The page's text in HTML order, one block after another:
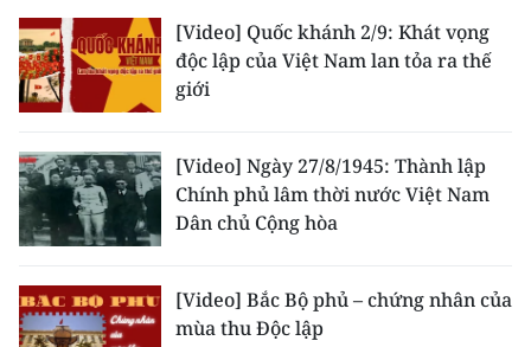
ENGLISH
中文
РУССКИЙ
ESPAÑOL
한국어
[Video] Quốc khánh 2/9: Khát vọng
độc lập của Việt Nam lan tỏa ra thế
giới
[Video] Ngày 27/8/1945: Thành lập
Chính phủ lâm thời nước Việt Nam
Dân chủ Cộng hòa
[Video] Bắc Bộ phủ – chứng nhân của
mùa thu Độc lập